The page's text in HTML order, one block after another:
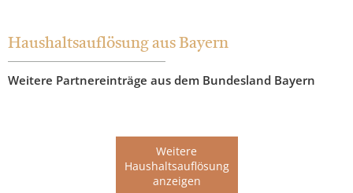
Haushaltsauflösung aus Bayern
Weitere Partnereinträge aus dem Bundesland Bayern
Weitere
Haushaltsauflösung
anzeigen